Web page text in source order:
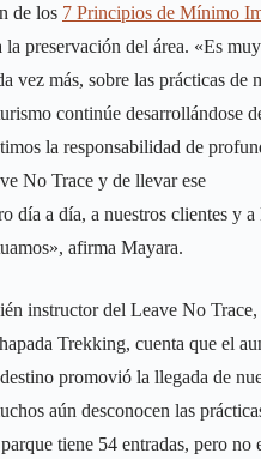
de los 7 Principios de Mínimo
la preservación del área. «Es muy
vez más, sobre las prácticas de
continúe desarrollándose
la responsabilidad de
No Trace y de llevar ese
día a día, a nuestros clientes y a
afirma Mayara.
instructor del Leave No Trace,
Trekking, cuenta que el
promovió la llegada de
aún desconocen las
tiene 54 entradas, pero no